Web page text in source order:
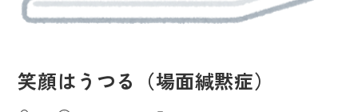
笑顔はうつる（場面緘黙症）